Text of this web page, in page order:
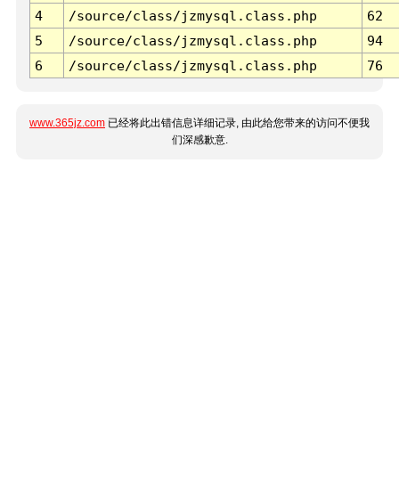
4
/source/class/jzmysql.class.php
62
5
/source/class/jzmysql.class.php
94
6
/source/class/jzmysql.class.php 76
www.365jz.com 已经将此出错信息详细记录, 由此给您带来的访问不便我
们深感歉意.